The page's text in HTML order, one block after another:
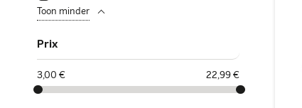
Toon minder
Prix
3,00 € 22,99 €